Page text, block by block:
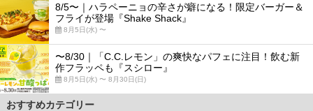
8/5〜｜ハラペーニョの辛さが癖になる！限定バーガー＆
フライが登場『Shake Shack』
8月5日(水) 〜
〜8/30｜「C.C.レモン」の爽快なパフェに注目！飲む新
作フラッペも『スシロー』
8月5日(水) 〜 8月30日(日)
おすすめカテゴリー